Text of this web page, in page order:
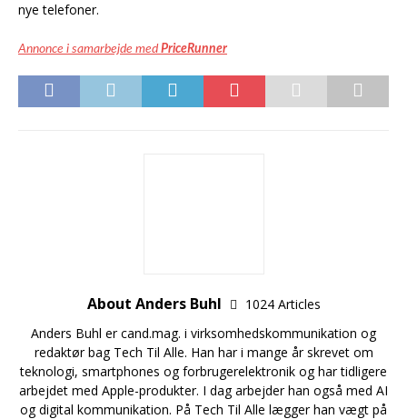
nye telefoner.
Annonce i samarbejde med PriceRunner
About Anders Buhl
1024 Articles
Anders Buhl er cand.mag. i virksomhedskommunikation og
redaktør bag Tech Til Alle. Han har i mange år skrevet om
teknologi, smartphones og forbrugerelektronik og har tidligere
arbejdet med Apple-produkter. I dag arbejder han også med AI
og digital kommunikation. På Tech Til Alle lægger han vægt på